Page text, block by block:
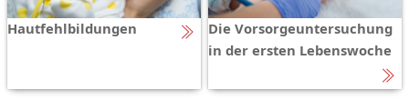
Hautfehlbildungen
Die Vorsorgeuntersuchung
in der ersten Lebenswoche